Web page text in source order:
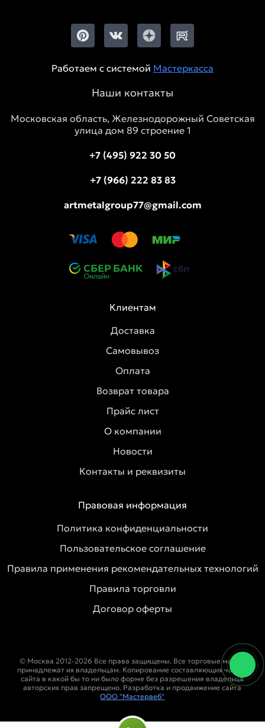
Работаем с системой Мастеркасса
Наши контакты
Московская область, Железнодорожный Советская
улица дом 89 строение 1
+7 (495) 922 30 50
+7 (966) 222 83 83
artmetalgroup77@gmail.com
Клиентам
Доставка
Самовывоз
Оплата
Возврат товара
Прайс лист
О компании
Новости
Контакты и реквизиты
Правовая информация
Политика конфиденциальности
Пользовательское соглашение
Правила применения рекомендательных технологий
Правила торговли
Договор оферты
© Москва 2012-2026 Все права защищены. Все торговые марки
принадлежат их владельцам. Копирование составляющих частей
сайта в какой бы то ни было форме без разрешения владельца
авторских прав запрещено. Разработка и продвижение сайта
ООО "Мастервеб"